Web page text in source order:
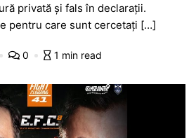
er gr
a
m
s
a
e
je
a
ă
privată și fals în declarații.
pentru care sunt cercetați […]
0 1 min read